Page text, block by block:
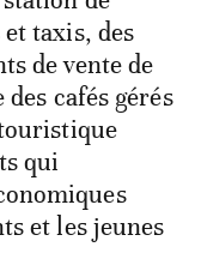
taxis, des
de vente de
cafés gérés
qui
et les jeunes